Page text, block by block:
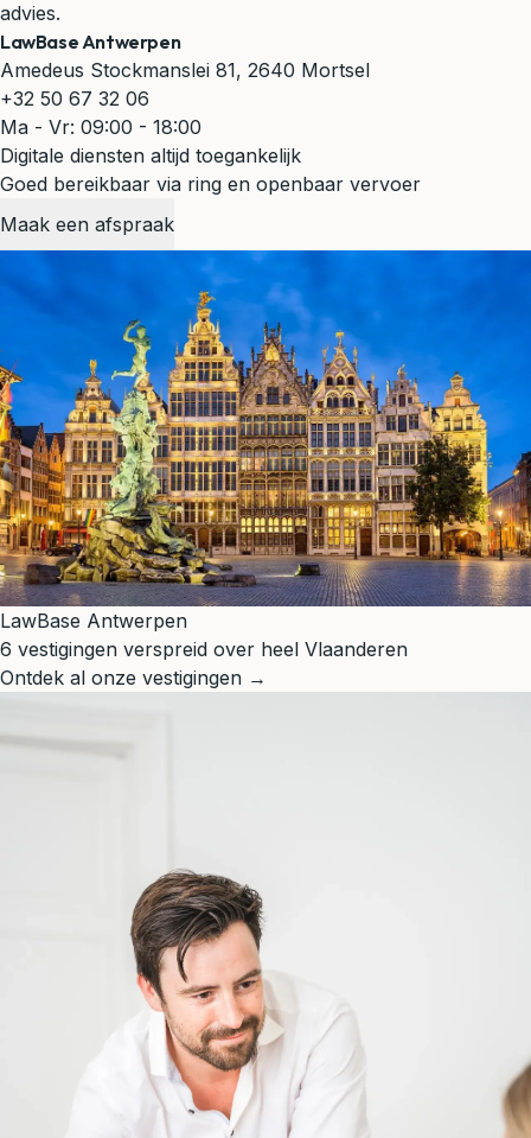
advies.
LawBase Antwerpen
Amedeus Stockmanslei 81, 2640 Mortsel
+32 50 67 32 06
Ma - Vr: 09:00 - 18:00
Digitale diensten altijd toegankelijk
Goed bereikbaar via ring en openbaar vervoer
Maak een afspraak
LawBase Antwerpen
6 vestigingen verspreid over heel Vlaanderen
Ontdek al onze vestigingen →